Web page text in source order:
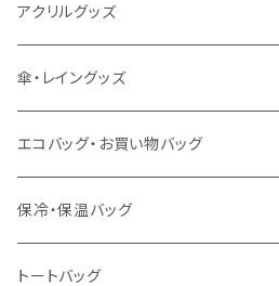
猛暑グッズ
冷感グッズ
イージーオーダーTシャツ（海外生産）
名入れタオル
今治タオル
泉州おくばりタオル
冷感タオル
ハンカチ
アクリルグッズ
キーホルダー
スタンド
バッジ
ライティングスタンド
傘・レイングッズ
傘
ポンチョ
エコバッグ・お買い物バッグ
ポリエステル
フェアトレードコットン
保冷・保温バッグ
キャンパス
トートバッグ